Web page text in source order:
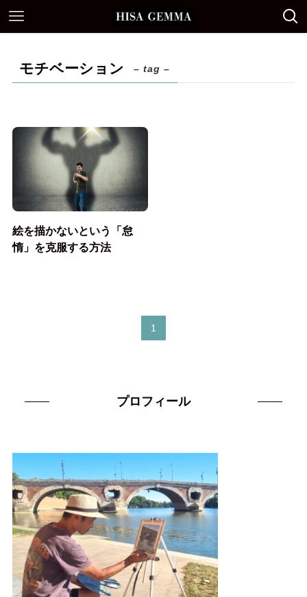
モチベーション – tag –
絵を描かないという「怠
惰」を克服する方法
1
プロフィール